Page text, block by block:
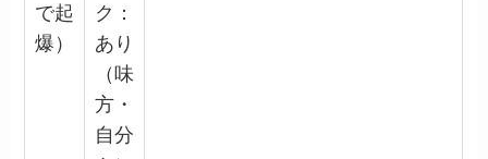
で起
爆）
ク：
あり
（味
方・
自分